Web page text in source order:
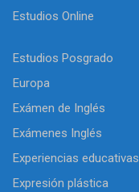
Estudios Online
Estudios Posgrado
Europa
Exámen de Inglés
Exámenes Inglés
Experiencias educativas
Expresión plástica